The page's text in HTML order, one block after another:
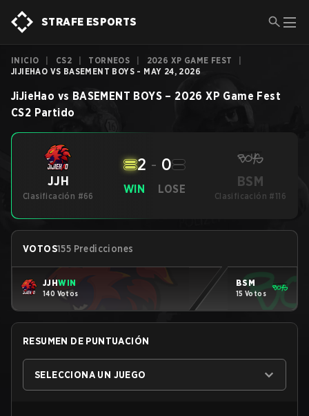
STRAFE ESPORTS
INICIO CS2 TORNEOS 2026 XP GAME FEST
JIJIEHAO VS BASEMENT BOYS - MAY 24, 2026
JiJieHao vs BASEMENT BOYS – 2026 XP Game Fest
CS2 Partido
JJH
Clasificación #66
WIN
2 - 0
LOSE BSM
Clasificación #116
VOTOS155 Predicciones
JJHWIN
140 Votos
BSM
15 Votos
RESUMEN DE PUNTUACIÓN
SELECCIONA UN JUEGO